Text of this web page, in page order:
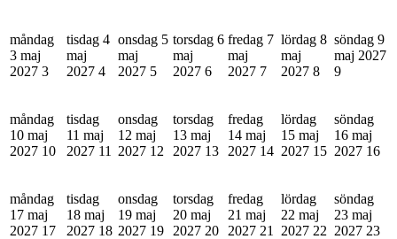
måndag
3 maj
2027 3
tisdag 4
maj
2027 4
onsdag 5
maj
2027 5
torsdag 6
maj
2027 6
fredag 7
maj
2027 7
lördag 8
maj
2027 8
söndag 9
maj 2027
9
måndag
10 maj
2027 10
tisdag
11 maj
2027 11
onsdag
12 maj
2027 12
torsdag
13 maj
2027 13
fredag
14 maj
2027 14
lördag
15 maj
2027 15
söndag
16 maj
2027 16
måndag
17 maj
2027 17
tisdag
18 maj
2027 18
onsdag
19 maj
2027 19
torsdag
20 maj
2027 20
fredag
21 maj
2027 21
lördag
22 maj
2027 22
söndag
23 maj
2027 23